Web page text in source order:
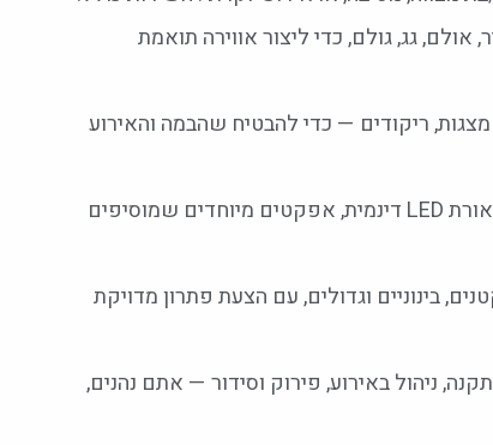
גג, גולם, כדי ליצור אווירה תואמת
ריקודים — כדי להבטיח שהבמה והאירוע
— משחקי צבעים, תאורת LED דינמית, אפקטים מיוחדים שמוסיפים
בינוניים וגדולים, עם הצעת פתרון מדויקת
ניהול באירוע, פירוק וסידור — אתם נהנים,